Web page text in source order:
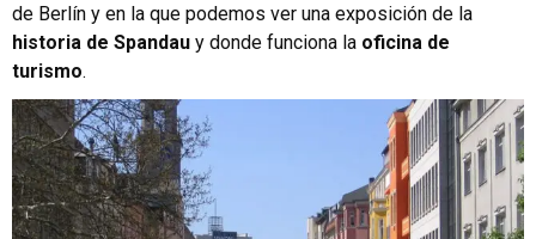
de Berlín y en la que podemos ver una exposición de la
historia de Spandau y donde funciona la oficina de
turismo.